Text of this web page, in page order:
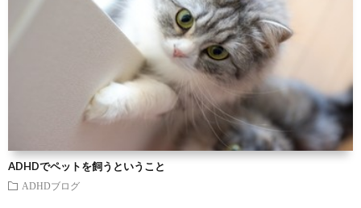
ADHDでペットを飼うということ
ADHDブログ